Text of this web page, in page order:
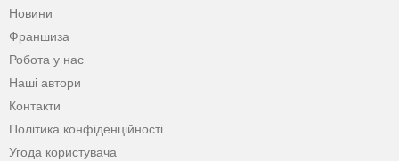
Новини
Франшиза
Робота у нас
Наші автори
Контакти
Політика конфіденційності
Угода користувача